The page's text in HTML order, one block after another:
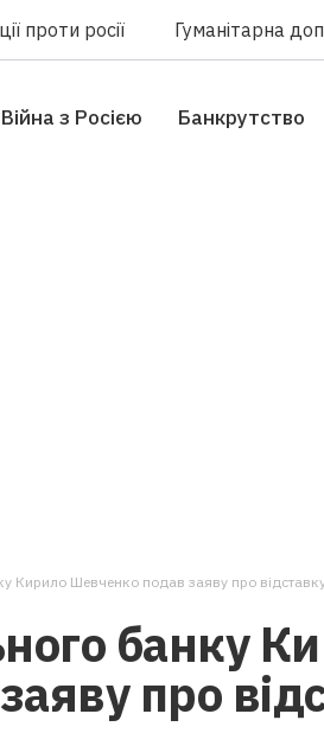
проти росії Гуманітарна
Війна з Росією Банкрутство
Кирило Шевченко подав заяву про
банку
про